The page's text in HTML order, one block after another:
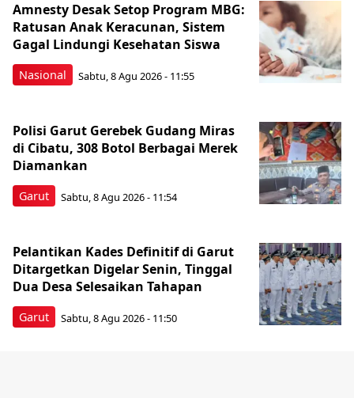
Nasional
Amnesty Desak Setop Program MBG:
Ratusan Anak Keracunan, Sistem
Gagal Lindungi Kesehatan Siswa
Sabtu, 8 Agu 2026 - 11:55
Garut
Polisi Garut Gerebek Gudang Miras
di Cibatu, 308 Botol Berbagai Merek
Diamankan
Sabtu, 8 Agu 2026 - 11:54
Garut
Pelantikan Kades Definitif di Garut
Ditargetkan Digelar Senin, Tinggal
Dua Desa Selesaikan Tahapan
Sabtu, 8 Agu 2026 - 11:50